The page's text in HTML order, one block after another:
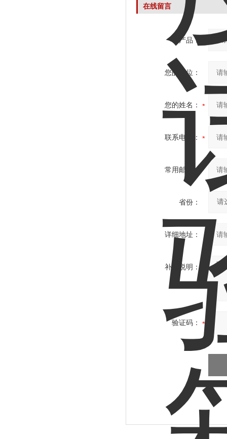
在线留言
产品：
您的单位：
您的姓名：
联系电话：
常用邮箱：
省份：
详细地址：
补充说明：
验证码：